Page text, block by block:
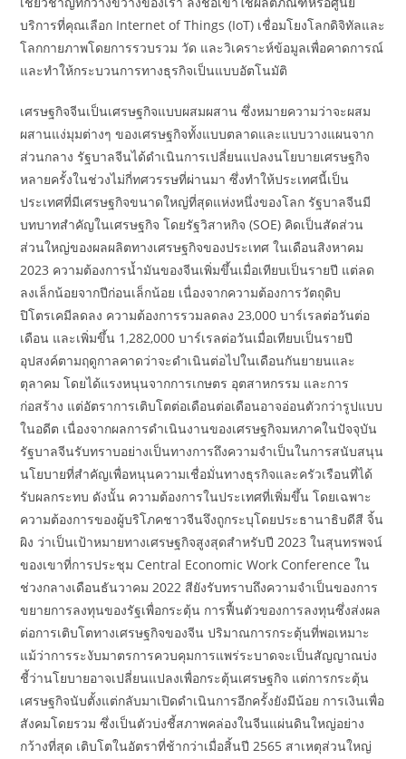
บริการที่คุณเลือก Internet of Things (IoT) เชื่อมโยงโลกดิจิทัลและ
โลกกายภาพโดยการรวบรวม วัด และวิเคราะห์ข้อมูลเพื่อคาดการณ์
และทำให้กระบวนการทางธุรกิจเป็นแบบอัตโนมัติ
เศรษฐกิจจีนเป็นเศรษฐกิจแบบผสมผสาน ซึ่งหมายความว่าจะผสม
ผสานแง่มุมต่างๆ ของเศรษฐกิจทั้งแบบตลาดและแบบวางแผนจาก
ส่วนกลาง รัฐบาลจีนได้ดำเนินการเปลี่ยนแปลงนโยบายเศรษฐกิจ
หลายครั้งในช่วงไม่กี่ทศวรรษที่ผ่านมา ซึ่งทำให้ประเทศนี้เป็น
ประเทศที่มีเศรษฐกิจขนาดใหญ่ที่สุดแห่งหนึ่งของโลก รัฐบาลจีนมี
บทบาทสำคัญในเศรษฐกิจ โดยรัฐวิสาหกิจ (SOE) คิดเป็นสัดส่วน
ส่วนใหญ่ของผลผลิตทางเศรษฐกิจของประเทศ ในเดือนสิงหาคม
2023 ความต้องการน้ำมันของจีนเพิ่มขึ้นเมื่อเทียบเป็นรายปี แต่ลด
ลงเล็กน้อยจากปีก่อนเล็กน้อย เนื่องจากความต้องการวัตถุดิบ
ปิโตรเคมีลดลง ความต้องการรวมลดลง 23,000 บาร์เรลต่อวันต่อ
เดือน และเพิ่มขึ้น 1,282,000 บาร์เรลต่อวันเมื่อเทียบเป็นรายปี
อุปสงค์ตามฤดูกาลคาดว่าจะดำเนินต่อไปในเดือนกันยายนและ
ตุลาคม โดยได้แรงหนุนจากการเกษตร อุตสาหกรรม และการ
ก่อสร้าง แต่อัตราการเติบโตต่อเดือนต่อเดือนอาจอ่อนตัวกว่ารูปแบบ
ในอดีต เนื่องจากผลการดำเนินงานของเศรษฐกิจมหภาคในปัจจุบัน
รัฐบาลจีนรับทราบอย่างเป็นทางการถึงความจำเป็นในการสนับสนุน
นโยบายที่สำคัญเพื่อหนุนความเชื่อมั่นทางธุรกิจและครัวเรือนที่ได้
รับผลกระทบ ดังนั้น ความต้องการในประเทศที่เพิ่มขึ้น โดยเฉพาะ
ความต้องการของผู้บริโภคชาวจีนจึงถูกระบุโดยประธานาธิบดีสี จิ้น
ผิง ว่าเป็นเป้าหมายทางเศรษฐกิจสูงสุดสำหรับปี 2023 ในสุนทรพจน์
ของเขาที่การประชุม Central Economic Work Conference ใน
ช่วงกลางเดือนธันวาคม 2022 สียังรับทราบถึงความจำเป็นของการ
ขยายการลงทุนของรัฐเพื่อกระตุ้น การฟื้นตัวของการลงทุนซึ่งส่งผล
ต่อการเติบโตทางเศรษฐกิจของจีน ปริมาณการกระตุ้นที่พอเหมาะ
แม้ว่าการระงับมาตรการควบคุมการแพร่ระบาดจะเป็นสัญญาณบ่ง
ชี้ว่านโยบายอาจเปลี่ยนแปลงเพื่อกระตุ้นเศรษฐกิจ แต่การกระตุ้น
เศรษฐกิจนับตั้งแต่กลับมาเปิดดำเนินการอีกครั้งยังมีน้อย การเงินเพื่อ
สังคมโดยรวม ซึ่งเป็นตัวบ่งชี้สภาพคล่องในจีนแผ่นดินใหญ่อย่าง
กว้างที่สุด เติบโตในอัตราที่ช้ากว่าเมื่อสิ้นปี 2565 สาเหตุส่วนใหญ่